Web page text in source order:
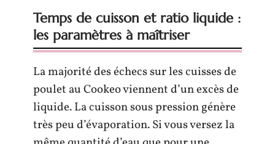
Temps de cuisson et ratio liquide :
les paramètres à maîtriser
La majorité des échecs sur les cuisses de
poulet au Cookeo viennent d’un excès de
liquide. La cuisson sous pression génère
très peu d’évaporation. Si vous versez la